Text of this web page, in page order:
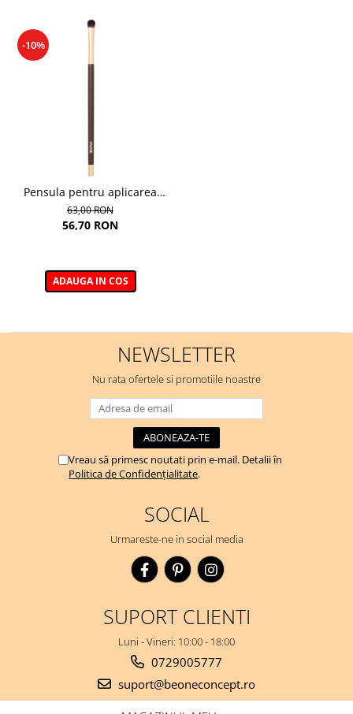
-10%
Pensula pentru aplicarea
fardului de pleoape 04E –
Eyeshadow Application Brush
63,00 RON
56,70 RON
ADAUGA IN COS
NEWSLETTER
Nu rata ofertele si promotiile noastre
Vreau să primesc noutati prin e-mail. Detalii în
Politica de Confidențialitate.
SOCIAL
Urmareste-ne in social media
SUPORT CLIENTI
Luni - Vineri: 10:00 - 18:00
0729005777
suport@beoneconcept.ro